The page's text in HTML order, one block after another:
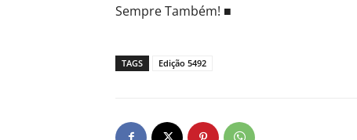
Sempre Também! ■
TAGS Edição 5492